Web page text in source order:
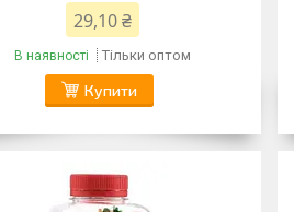
29,10 ₴
В наявності Тільки оптом
Купити